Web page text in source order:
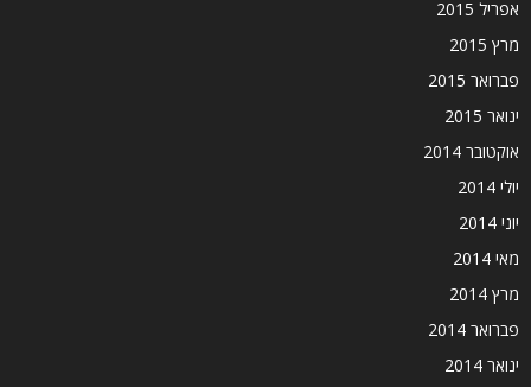
אפריל 2015
מרץ 2015
פברואר 2015
ינואר 2015
אוקטובר 2014
יולי 2014
יוני 2014
מאי 2014
מרץ 2014
פברואר 2014
ינואר 2014